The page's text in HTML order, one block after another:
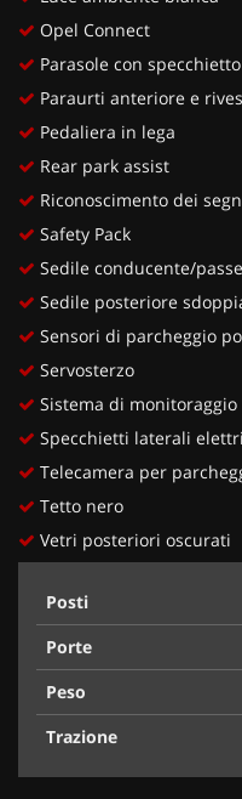
Opel Connect
Parasole con
Paraurti anteriore e
Pedaliera in lega
Rear park assist
Riconoscimento dei
Safety Pack
Sedile conducente/
Sedile posteriore
Sensori di parcheggio
Servosterzo
Sistema di
Specchietti laterali
Telecamera per
Tetto nero
Vetri posteriori oscurati
Posti
Porte
Peso
Trazione